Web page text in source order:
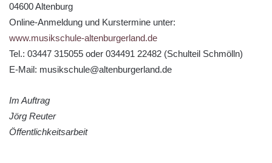
04600 Altenburg
Online-Anmeldung und Kurstermine unter:
www.musikschule-altenburgerland.de
Tel.: 03447 315055 oder 034491 22482 (Schulteil Schmölln)
E-Mail: musikschule@altenburgerland.de
Im Auftrag
Jörg Reuter
Öffentlichkeitsarbeit